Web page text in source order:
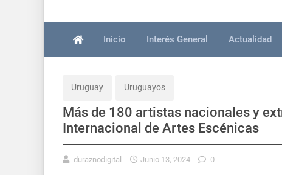
Inicio Interés General Actualidad
Uruguay Uruguayos
Más de 180 artistas nacionales y
Internacional de Artes Escénicas
duraznodigital Junio 13, 2024 0